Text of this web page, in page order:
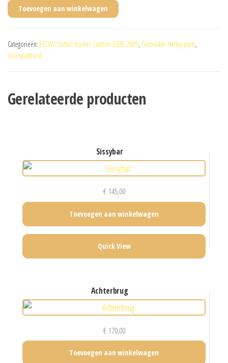
Toevoegen aan winkelwagen
Categorieën: FXCWC Softail Rocker Custom 2008-2009, Gebruikte Harley parts,
Voorspatbord
Gerelateerde producten
sissybar
€145,00
Toevoegen aan winkelwagen
Quick View
achterbrug
€170,00
Toevoegen aan winkelwagen